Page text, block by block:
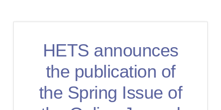
HETS announces
the publication of
the Spring Issue of